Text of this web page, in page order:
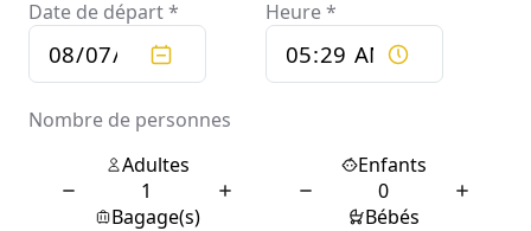
Confort et sécurité avec
nos chauffeurs
expérimentés
La sécurité est une priorité absolue pour le service de
chauffeur privé à Saint-Mamet. Tous les chauffeurs sont